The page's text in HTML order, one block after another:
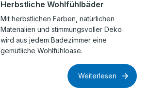
Herbstliche Wohlfühlbäder
Mit herbstlichen Farben, natürlichen
Materialien und stimmungsvoller Deko
wird aus jedem Badezimmer eine
gemütliche Wohlfühloase.
Weiterlesen